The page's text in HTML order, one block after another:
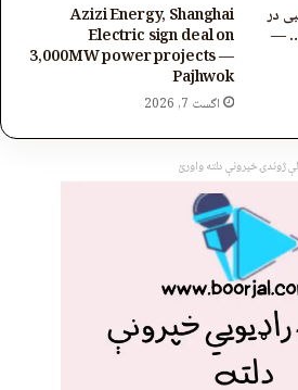
در
برجا… —
Azizi Energy, Shanghai
Electric sign deal on
3,000MW power projects —
Pajhwok
اگست 7, 2026
ژوندۍ خپرونې دلته واورئ